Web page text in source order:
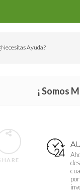
¿Necesitas Ayuda?
¡ Somos